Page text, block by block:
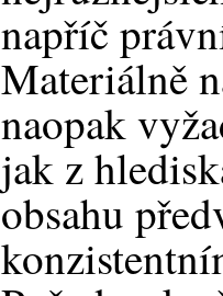
napříč
Materiálně
naopak
jak z
obsahu